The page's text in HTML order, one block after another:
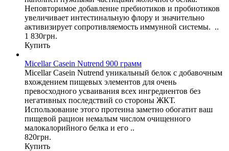
Неповторимое добавление пребиотиков и пробиотиков
увеличивает интестинальную флору и значительно
активизирует сопротивляемость иммунной системы. ..
1 830грн.
Купить
Micellar Casein Nutrend 900 грамм
Micellar Casein Nutrend уникальный белок с добавочным
вхождением пищевых элементов для очень
превосходного усваивания всех ингредиентов без
негативных последствий со стороны ЖКТ.
Использование этого протеина заметно обогатит ваш
пищевой рацион немалым числом очищенного
малокалорийного белка и его ..
820грн.
Купить